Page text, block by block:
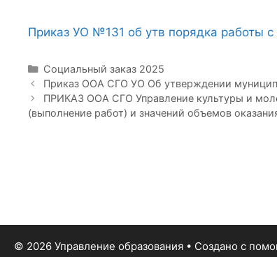
Приказ УО №131 об утв порядка работы с
Рубрики
Социальный заказ 2025
Приказ ООА СГО УО Об утверждении
ПРИКАЗ ООА СГО Управление культуры и
(выполнение работ) и значений объемов
© 2026 Управление образования • Создано с